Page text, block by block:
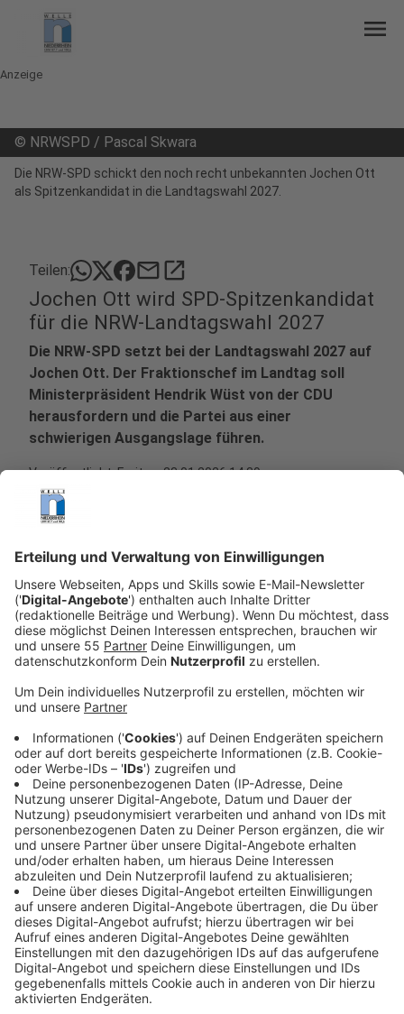
menu
Anzeige
© NRWSPD / Pascal Skwara
Die NRW-SPD schickt den noch recht unbekannten Jochen Ott
als Spitzenkandidat in die Landtagswahl 2027.
Teilen: mailopen_in_new
Jochen Ott wird SPD-Spitzenkandidat
für die NRW-Landtagswahl 2027
Die NRW-SPD setzt bei der Landtagswahl 2027 auf
Jochen Ott. Der Fraktionschef im Landtag soll
Ministerpräsident Hendrik Wüst von der CDU
herausfordern und die Partei aus einer
schwierigen Ausgangslage führen.
Veröffentlicht:Freitag, 23.01.2026 14:39
Anzeige
Frühe Festlegung auf den Herausforderer
Anzeige
Die NRW-SPD bringt sich ungewöhnlich früh für die
Landtagswahl 2027 in Stellung. Jochen Ott soll die
Wahlkampf führen und gegen Ministerpräsident
Hendrik Wüst antreten. Damit reagiert die Partei auf
historische Tiefstände bei Wahlergebnissen und
Umfragen. Seit 2017 ist die SPD in Nordrhein-
Westfalen nicht mehr an der Regierung beteiligt.
Anzeige
Erfahrener Parlamentarier und
Oppositionsführer
Anzeige